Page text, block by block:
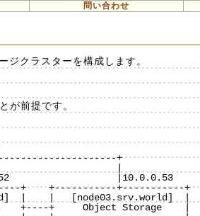
問い合わせ
クラスターを構成します。
が前提です。
+    +-----------+-----------+
|    |   [node03.srv.world]  |
+----+     Object Storage    |